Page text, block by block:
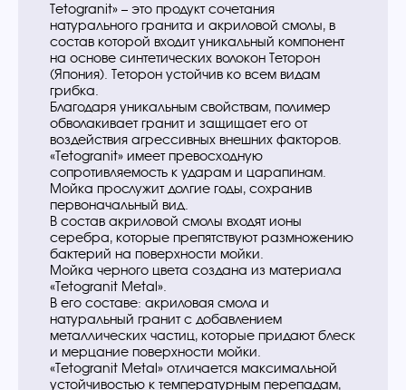
Tetogranit» – это продукт сочетания
натурального гранита и акриловой смолы, в
состав которой входит уникальный компонент
на основе синтетических волокон Теторон
(Япония). Теторон устойчив ко всем видам
грибка.
Благодаря уникальным свойствам, полимер
обволакивает гранит и защищает его от
воздействия агрессивных внешних факторов.
«Tetogranit» имеет превосходную
сопротивляемость к ударам и царапинам.
Мойка прослужит долгие годы, сохранив
первоначальный вид.
В состав акриловой смолы входят ионы
серебра, которые препятствуют размножению
бактерий на поверхности мойки.
Мойка черного цвета создана из материала
«Tetogranit Metal».
В его составе: акриловая смола и
натуральный гранит с добавлением
металлических частиц, которые придают блеск
и мерцание поверхности мойки.
«Tetogranit Metal» отличается максимальной
устойчивостью к температурным перепадам,